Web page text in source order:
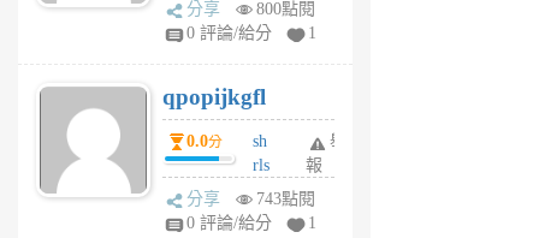
rs
6
個
月
前
分享
800點閱
0 評論/給分
1
qpopijkgfl
0.0分
sh
rls
k
m
舉
報
分享
743點閱
0 評論/給分
1